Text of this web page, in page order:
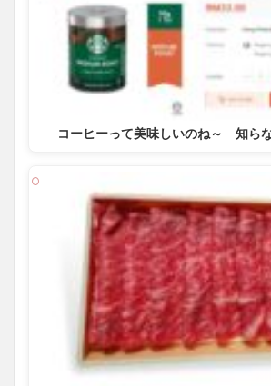
コーヒーって美味しいのね～ 知ら